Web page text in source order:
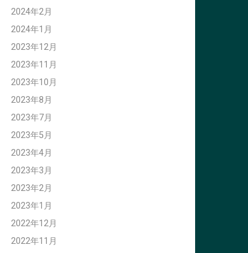
2024年2月
2024年1月
2023年12月
2023年11月
2023年10月
2023年8月
2023年7月
2023年5月
2023年4月
2023年3月
2023年2月
2023年1月
2022年12月
2022年11月